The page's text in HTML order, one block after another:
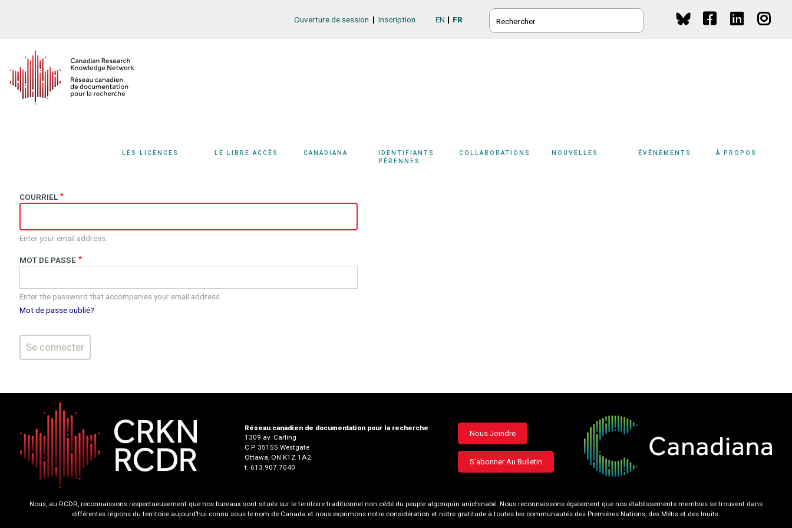
principal
RECHERCHER
EN FR
Ouverture de session Inscription
LES LICENCES LE LIBRE ACCÈS CANADIANA
IDENTIFIANTS
PÉRENNES
COLLABORATIONS NOUVELLES ÉVÉNEMENTS À PROPOS
COURRIEL
Enter your email address.
MOT DE PASSE
Enter the password that accompanies your email address.
Mot de passe oublié?
Réseau canadien de documentation pour la recherche
1309 av. Carling
C.P. 35155 Westgate
Ottawa, ON K1Z 1A2
t. 613.907.7040
Footer
menu
Nous Joindre
S'abonner Au Bulletin
Nous, au RCDR, reconnaissons respectueusement que nos bureaux sont situés sur le territoire traditionnel non cédé du peuple algonquin anichinabé. Nous reconnaissons également que nos établissements membres se trouvent dans
différentes régions du territoire aujourd’hui connu sous le nom de Canada et nous exprimons notre considération et notre gratitude à toutes les communautés des Premières Nations, des Métis et des Inuits.